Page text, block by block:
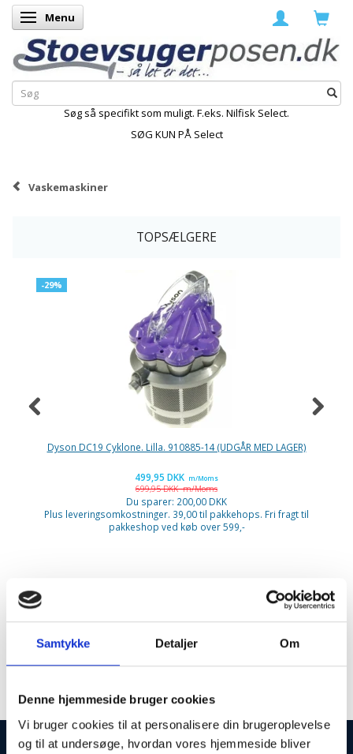
Samtykke Detaljer Om
Denne hjemmeside bruger cookies
Vi bruger cookies til at personalisere din brugeroplevelse
og til at undersøge, hvordan vores hjemmeside bliver
Skifte navigation
Menu
Søg så specifikt som muligt. F.eks. Nilfisk Select.
SØG KUN PÅ Select
Vaskemaskiner
TOPSÆLGERE
-29%
Dyson DC19 Cyklone. Lilla. 910885-14 (UDGÅR MED LAGER)
499,95 DKK m/Moms
699,95 DKKm/Moms
Du sparer: 200,00 DKK
Plus leveringsomkostninger. 39,00 til pakkehops. Fri fragt til
pakkeshop ved køb over 599,-
Dørlåse/dørkontakter
INFORMATIONER